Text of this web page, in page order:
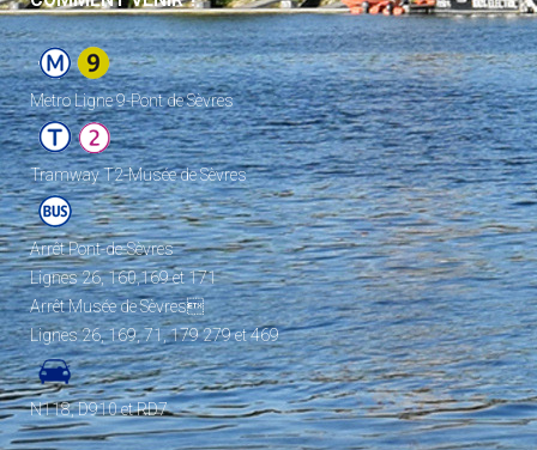
Metro Ligne 9-Pont de Sèvres
Tramway T2-Musée de Sèvres
Arrêt Pont-de-Sèvres
Lignes 26, 160,169 et 171
Arrêt Musée de Sèvres
Lignes 26, 169, 71, 179 279 et 469
N118, D910 et RD7